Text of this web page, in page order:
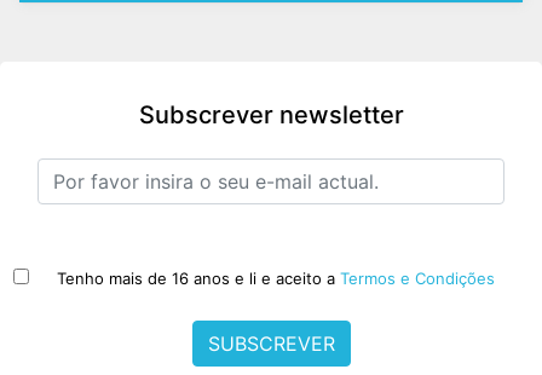
Subscrever newsletter
Tenho mais de 16 anos e li e aceito a Termos e Condições
SUBSCREVER